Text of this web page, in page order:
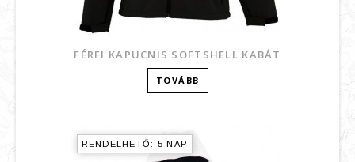
FÉRFI KAPUCNIS SOFTSHELL KABÁT
TOVÁBB
RENDELHETŐ: 5 NAP